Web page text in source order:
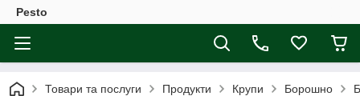
Pesto
Товари та послуги Продукти Крупи Борошно